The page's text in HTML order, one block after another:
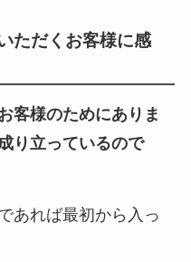
ただくお客様に感
客様のためにありま
り立っているので
あれば最初から入っ